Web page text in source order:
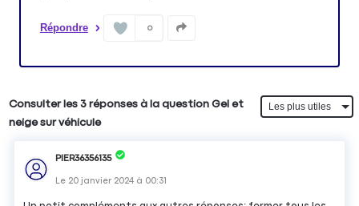
Répondre 0
Consulter les 3 réponses à la question Gel et
neige sur véhicule
PIER36356135
Le 20 janvier 2024 à 00:31